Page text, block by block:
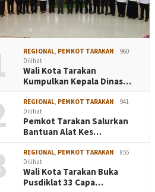
REGIONAL PEMKOT TARAKAN
960
Dilihat
Wali Kota Tarakan
Kumpulkan Kepala Dinas…
REGIONAL PEMKOT TARAKAN
941
Dilihat
Pemkot Tarakan Salurkan
Bantuan Alat Kes…
REGIONAL PEMKOT TARAKAN
855
Dilihat
Wali Kota Tarakan Buka
Pusdiklat 33 Capa…